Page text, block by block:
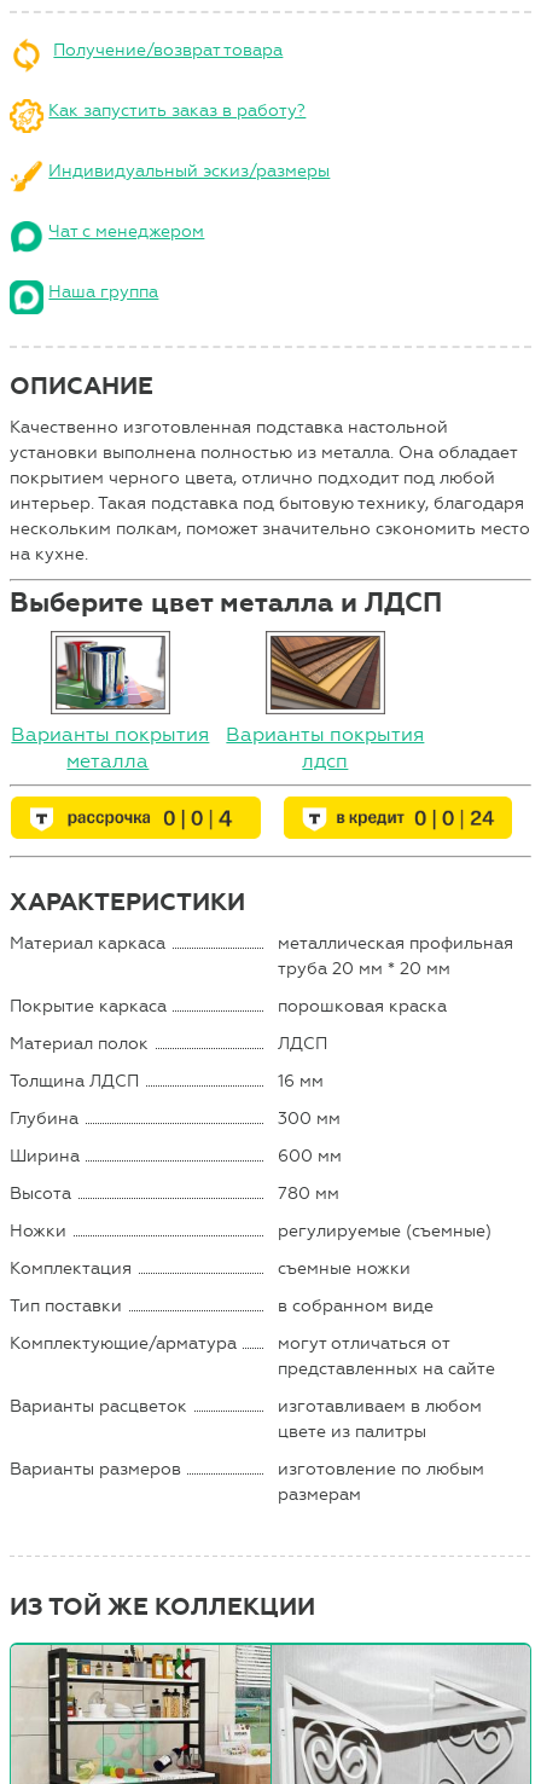
Получение/возврат товара
Как запустить заказ в работу?
Индивидуальный эскиз/размеры
Чат с менеджером
Наша группа
ОПИСАНИЕ
Качественно изготовленная подставка настольной
установки выполнена полностью из металла. Она обладает
покрытием черного цвета, отлично подходит под любой
интерьер. Такая подставка под бытовую технику, благодаря
нескольким полкам, поможет значительно сэкономить место
на кухне.
Выберите цвет металла и ЛДСП
Варианты покрытия
металла
Варианты покрытия
лдсп
ХАРАКТЕРИСТИКИ
Материал каркаса
металлическая профильная
труба 20 мм * 20 мм
Покрытие каркаса
порошковая краска
Материал полок
ЛДСП
Толщина ЛДСП
16 мм
Глубина
300 мм
Ширина
600 мм
Высота
780 мм
Ножки
регулируемые (съемные)
Комплектация
съемные ножки
Тип поставки
в собранном виде
Комплектующие/арматура
могут отличаться от
представленных на сайте
Варианты расцветок
изготавливаем в любом
цвете из палитры
Варианты размеров
изготовление по любым
размерам
ИЗ ТОЙ ЖЕ КОЛЛЕКЦИИ